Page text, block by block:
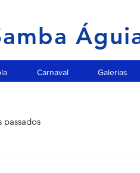
Carnaval Galerias
passados